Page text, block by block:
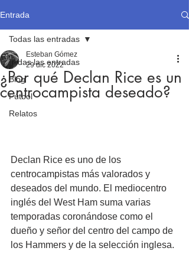
Entrada
Todas las entradas
Blog
Fútbol
Relatos
Todas las entradas
¿Por qué Declan Rice es un
centrocampista deseado?
Esteban Gómez
29 dic 2022
Declan Rice es uno de los
centrocampistas más valorados y
deseados del mundo. El mediocentro
inglés del West Ham suma varias
temporadas coronándose como el
dueño y señor del centro del campo de
los Hammers y de la selección inglesa.